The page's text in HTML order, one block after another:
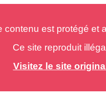
est protégé et
Ce site reproduit
Visitez le site